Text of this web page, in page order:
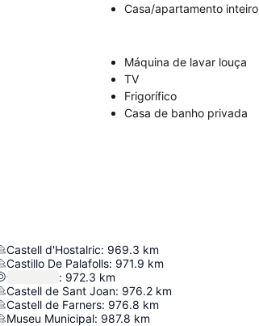
Casa/apartamento inteiro
Máquina de lavar louça
TV
Frigorífico
Casa de banho privada
Castell d'Hostalric: 969.3 km
Castillo De Palafolls: 971.9 km
: 972.3 km
Castell de Sant Joan: 976.2 km
Castell de Farners: 976.8 km
Museu Municipal: 987.8 km